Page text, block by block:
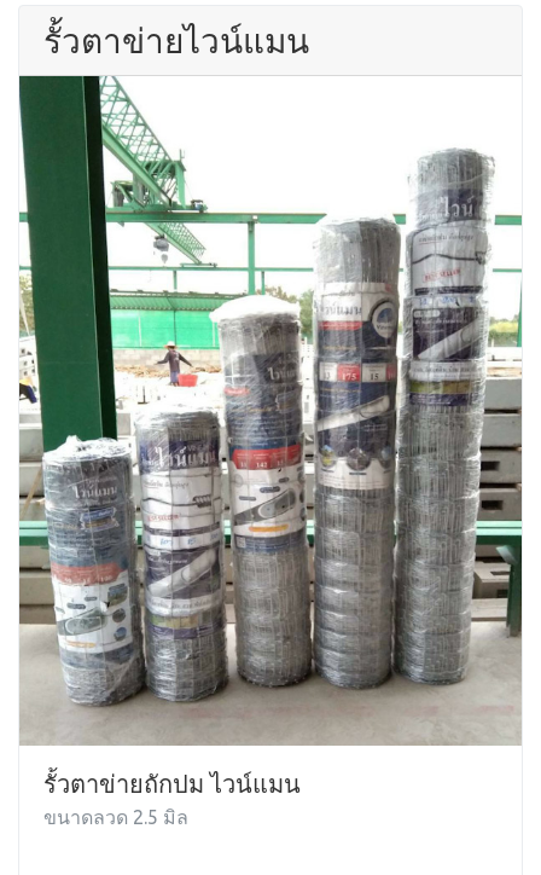
รั้วตาข่ายไวน์แมน
รั้วตาข่ายถักปม ไวน์แมน
ขนาดลวด 2.5 มิล